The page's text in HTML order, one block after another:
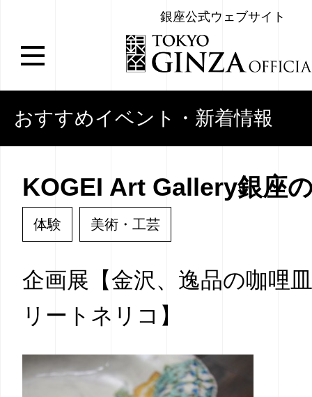
銀座公式ウェブサイト
おすすめイベント・新着情報
KOGEI Art Gallery銀座
体験 美術・工芸
企画展【金沢、逸品の咖哩
リートネリコ】